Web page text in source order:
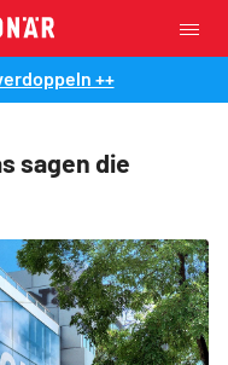
++
sagen die